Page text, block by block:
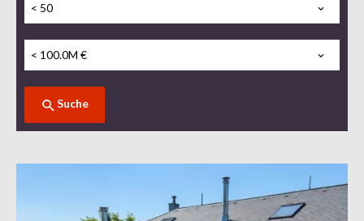
< 50
< 100.0M €
Suche